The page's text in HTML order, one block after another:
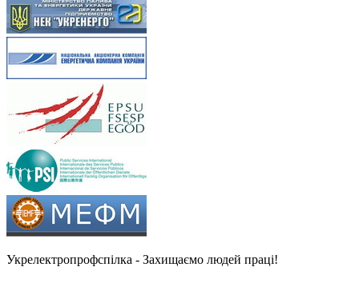
Укрелектропрофспілка - Захищаємо людей праці!